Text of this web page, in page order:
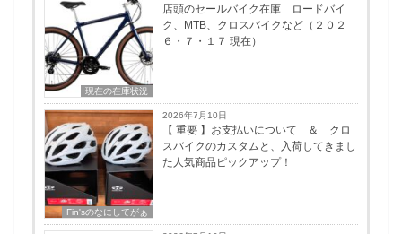
現在の在庫状況
店頭のセールバイク在庫 ロードバイ
ク、MTB、クロスバイクなど（２０２
６・７・１７ 現在）
Fin'sのなにしてがぁ
2026年7月10日
【 重要 】お支払いについて ＆ クロ
スバイクのカスタムと、入荷してきまし
た人気商品ピックアップ！